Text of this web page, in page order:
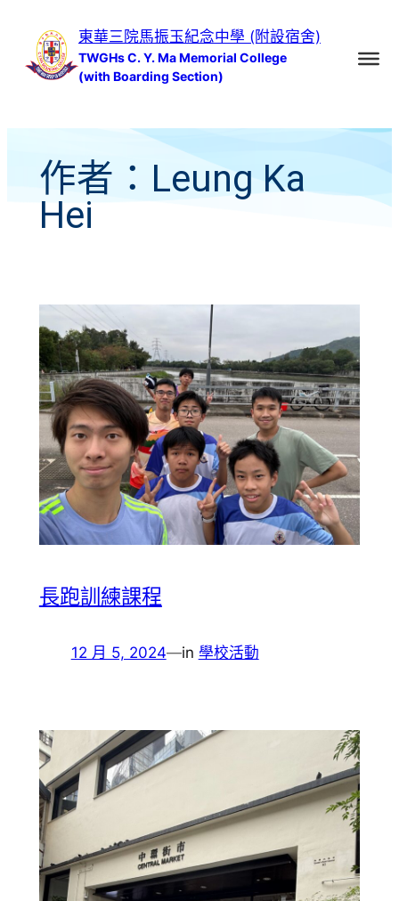
容
東華三院馬振玉紀念中學 (附設宿舍)
TWGHs C. Y. Ma Memorial College
(with Boarding Section)
作者： Leung Ka
Hei
長跑訓練課程
12 月 5, 2024—in 學校活動